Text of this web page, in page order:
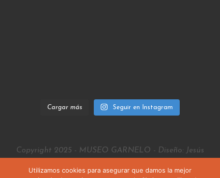
Cargar más Seguir en Instagram
Copyright 2025 - MUSEO GARNELO - Diseño: Jesús
Utilizamos cookies para asegurar que damos la mejor